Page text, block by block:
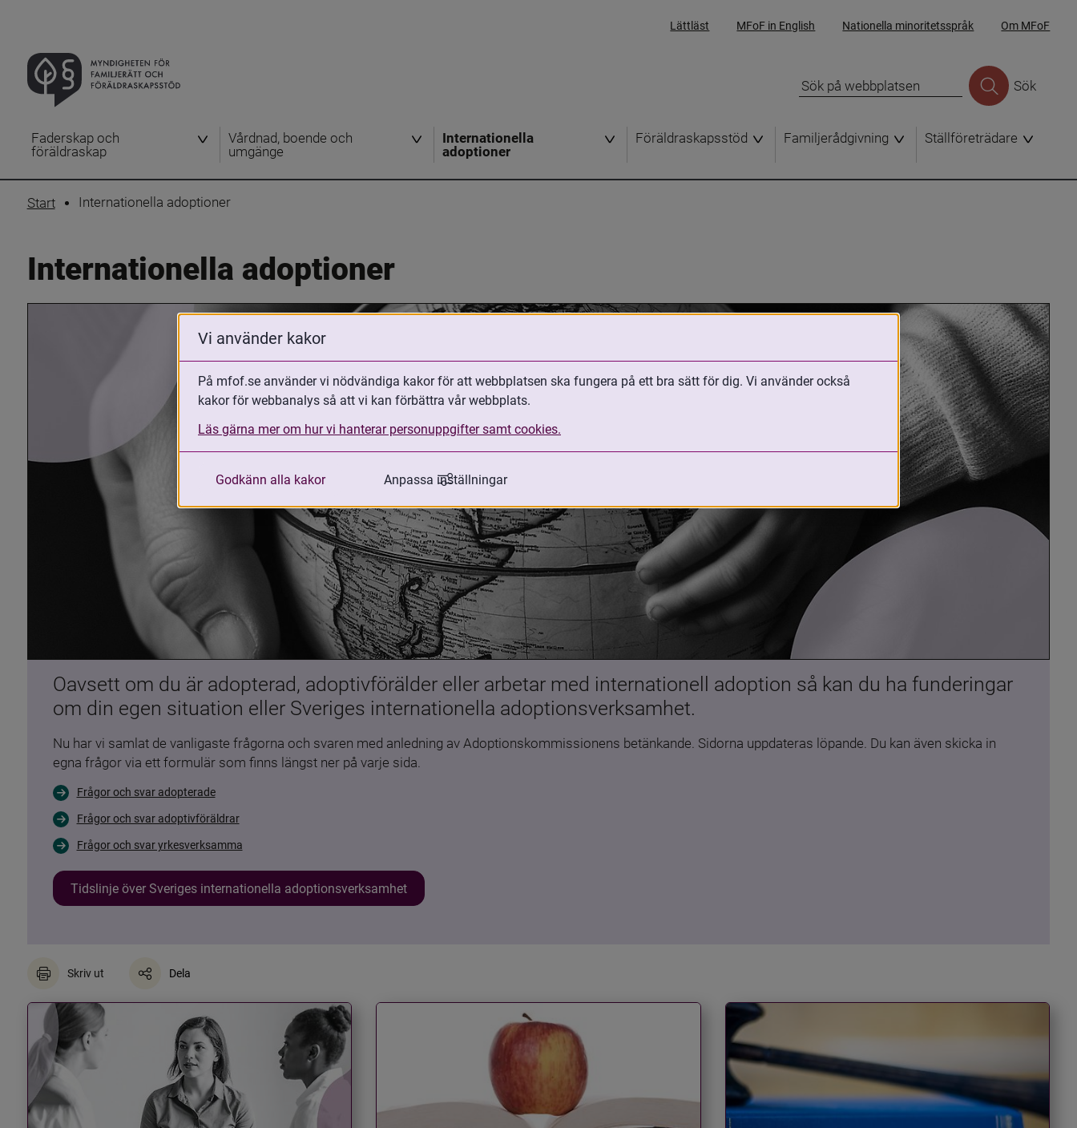
Lättläst MFoF in English Nationella minoritetsspråk Om MFoF
Sök
Faderskap och
föräldraskap
Vårdnad, boende och
umgänge
Internationella
adoptioner
Föräldraskapsstöd Familjerådgivning Ställföreträdare
Start Internationella adoptioner
Internationella adoptioner
Oavsett om du är adopterad, adoptivförälder eller arbetar med internationell adoption så kan du ha funderingar
om din egen situation eller Sveriges internationella adoptionsverksamhet.
Nu har vi samlat de vanligaste frågorna och svaren med anledning av Adoptionskommissionens betänkande. Sidorna uppdateras löpande. Du kan även skicka in
egna frågor via ett formulär som finns längst ner på varje sida.
Frågor och svar adopterade
Frågor och svar adoptivföräldrar
Frågor och svar yrkesverksamma
Tidslinje över Sveriges internationella adoptionsverksamhet
Skriv ut Dela
Vi använder kakor
På mfof.se använder vi nödvändiga kakor för att webbplatsen ska fungera på ett bra sätt för dig. Vi använder också
kakor för webbanalys så att vi kan förbättra vår webbplats.
Läs gärna mer om hur vi hanterar personuppgifter samt cookies.
Godkänn alla kakor Anpassa inställningar